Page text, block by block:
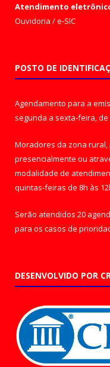
Atendimento
Ouvidoria /e-SIC
POSTO DE
Agendamento para a
segunda a sexta-feira, de
Moradores da zona
presencialmente ou
modalidade de
quintas-feiras de 8h às
Serão atendidos 20
para os casos de
DESENVOLVIDO POR